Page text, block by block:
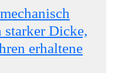
starker Dicke,
erhaltene